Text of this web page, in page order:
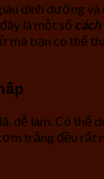
dinh dưỡng
là một số
mà bạn có thể
dễ làm. Có thể
trắng đều rất